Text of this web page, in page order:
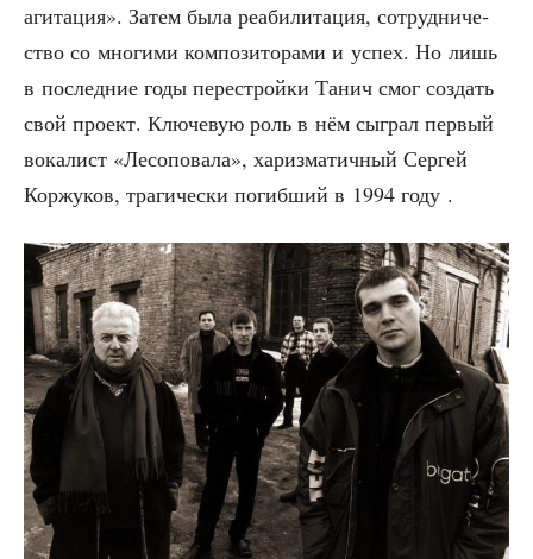
аги­та­ция». Затем была реа­би­ли­та­ция, сотруд­ни­че­
ство со мно­ги­ми ком­по­зи­то­ра­ми и успех. Но лишь
в послед­ние годы пере­строй­ки Танич смог создать
свой про­ект. Клю­че­вую роль в нём сыг­рал пер­вый
вока­лист «Лесо­по­ва­ла», хариз­ма­тич­ный Сер­гей
Кор­жу­ков, тра­ги­че­ски погиб­ший в 1994 году .